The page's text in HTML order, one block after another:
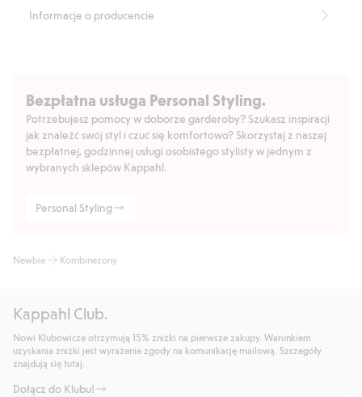
Informacje o producencie
Bezpłatna usługa Personal Styling.
Potrzebujesz pomocy w doborze garderoby? Szukasz inspiracji
jak znaleźć swój styl i czuć się komfortowo? Skorzystaj z naszej
bezpłatnej, godzinnej usługi osobistego stylisty w jednym z
wybranych sklepów Kappahl.
Personal Styling
Newbie Kombinezony
Kappahl Club.
Nowi Klubowicze otrzymują 15% zniżki na pierwsze zakupy. Warunkiem
uzyskania zniżki jest wyrażenie zgody na komunikację mailową. Szczegóły
znajdują się tutaj.
Dołącz do Klubu!